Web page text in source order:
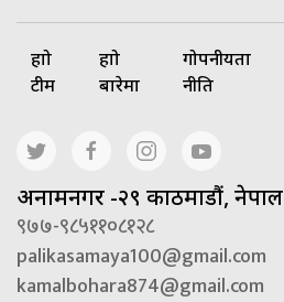
हाम्रो
टीम
हाम्रो
बारेमा
गोपनीयता
नीति
अनामनगर -२९ काठमाडौं, नेपाल
९७७-९८५११०८१२८
palikasamaya100@gmail.com
kamalbohara874@gmail.com